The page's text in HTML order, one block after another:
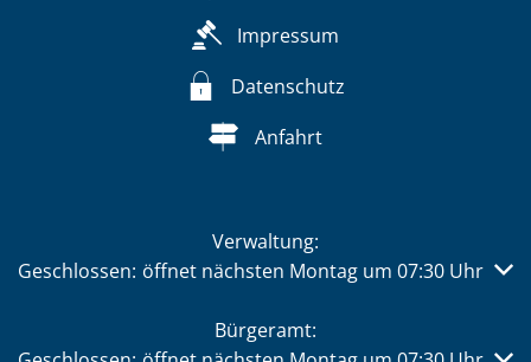
Impressum
Datenschutz
Anfahrt
Verwaltung:
Klicken, um weitere Öffnungs- oder Schließzeiten
Geschlossen: öffnet nächsten Montag um 07:30 Uhr
Bürgeramt: